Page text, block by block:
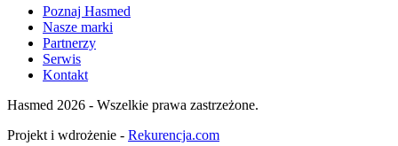
Poznaj Hasmed
Nasze marki
Partnerzy
Serwis
Kontakt
Hasmed 2026 - Wszelkie prawa zastrzeżone.
Projekt i wdrożenie - Rekurencja.com